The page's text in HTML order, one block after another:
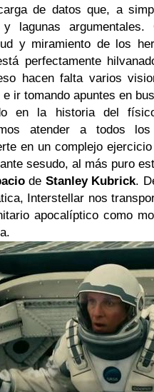
de datos que, a
lagunas argumentales.
y miramiento de los
perfectamente
hacen falta varios
e ir tomando apuntes en
en la historia del
atender a todos
en un complejo
sesudo, al más puro
de Stanley Kubrick.
Interstellar nos
apocalíptico como